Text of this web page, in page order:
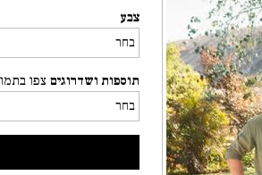
צבע
תוספות ושדרוגים צפו